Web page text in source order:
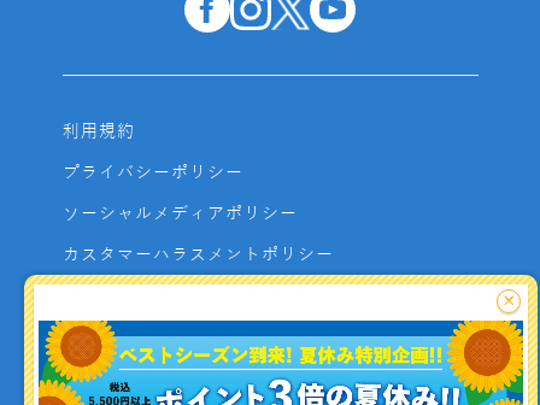
利用規約
プライバシーポリシー
ソーシャルメディアポリシー
カスタマーハラスメントポリシー
よくあるご質問
お問い合わせ
×